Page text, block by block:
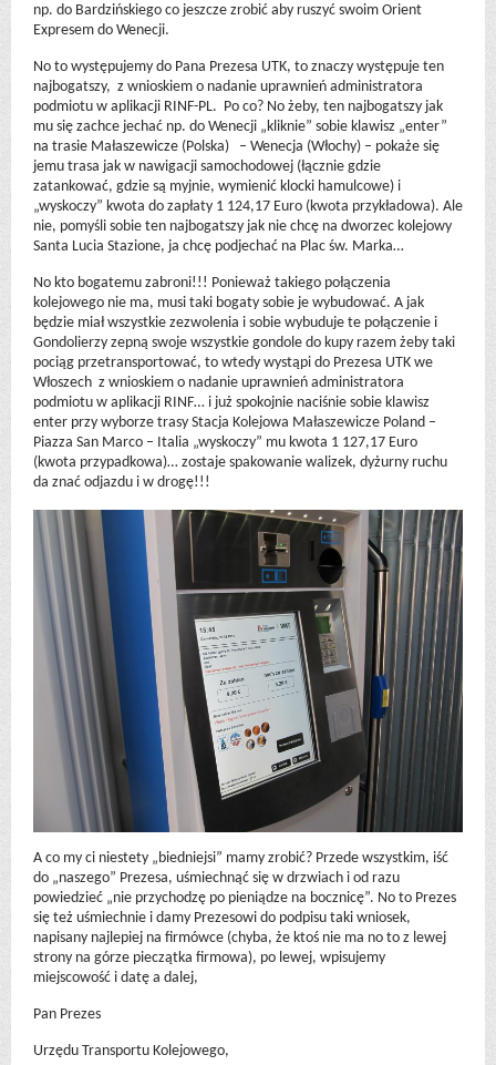
np. do Bardzińskiego co jeszcze zrobić aby ruszyć swoim Orient
Expresem do Wenecji.
No to występujemy do Pana Prezesa UTK, to znaczy występuje ten
najbogatszy, z wnioskiem o nadanie uprawnień administratora
podmiotu w aplikacji RINF-PL. Po co? No żeby, ten najbogatszy jak
mu się zachce jechać np. do Wenecji „kliknie” sobie klawisz „enter”
na trasie Małaszewicze (Polska) – Wenecja (Włochy) – pokaże się
jemu trasa jak w nawigacji samochodowej (łącznie gdzie
zatankować, gdzie są myjnie, wymienić klocki hamulcowe) i
„wyskoczy” kwota do zapłaty 1 124,17 Euro (kwota przykładowa). Ale
nie, pomyśli sobie ten najbogatszy jak nie chcę na dworzec kolejowy
Santa Lucia Stazione, ja chcę podjechać na Plac św. Marka…
No kto bogatemu zabroni!!! Ponieważ takiego połączenia
kolejowego nie ma, musi taki bogaty sobie je wybudować. A jak
będzie miał wszystkie zezwolenia i sobie wybuduje te połączenie i
Gondolierzy zepną swoje wszystkie gondole do kupy razem żeby taki
pociąg przetransportować, to wtedy wystąpi do Prezesa UTK we
Włoszech z wnioskiem o nadanie uprawnień administratora
podmiotu w aplikacji RINF… i już spokojnie naciśnie sobie klawisz
enter przy wyborze trasy Stacja Kolejowa Małaszewicze Poland –
Piazza San Marco – Italia „wyskoczy” mu kwota 1 127,17 Euro
(kwota przypadkowa)… zostaje spakowanie walizek, dyżurny ruchu
da znać odjazdu i w drogę!!!
A co my ci niestety „biedniejsi” mamy zrobić? Przede wszystkim, iść
do „naszego” Prezesa, uśmiechnąć się w drzwiach i od razu
powiedzieć „nie przychodzę po pieniądze na bocznicę”. No to Prezes
się też uśmiechnie i damy Prezesowi do podpisu taki wniosek,
napisany najlepiej na firmówce (chyba, że ktoś nie ma no to z lewej
strony na górze pieczątka firmowa), po lewej, wpisujemy
miejscowość i datę a dalej,
Pan Prezes
Urzędu Transportu Kolejowego,